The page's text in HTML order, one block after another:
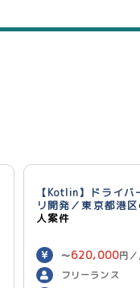
【Kotlin】ドライバ
リ開発／東京都港区
人案件
〜620,000円／
フリーランス